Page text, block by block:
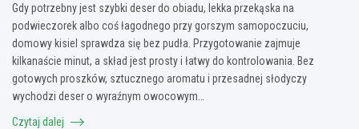
Gdy potrzebny jest szybki deser do obiadu, lekka przekąska na
podwieczorek albo coś łagodnego przy gorszym samopoczuciu,
domowy kisiel sprawdza się bez pudła. Przygotowanie zajmuje
kilkanaście minut, a skład jest prosty i łatwy do kontrolowania. Bez
gotowych proszków, sztucznego aromatu i przesadnej słodyczy
wychodzi deser o wyraźnym owocowym…
Czytaj dalej